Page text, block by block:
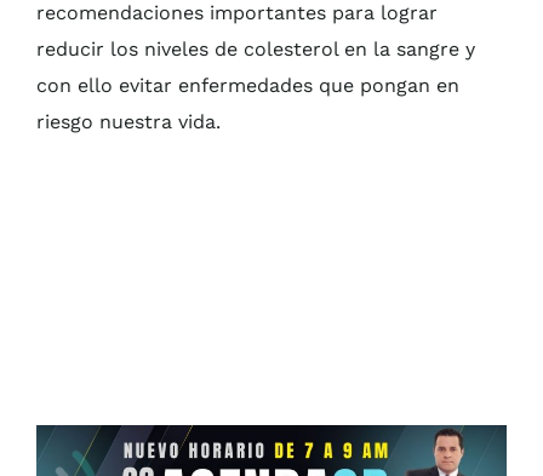
recomendaciones importantes para lograr
reducir los niveles de colesterol en la sangre y
con ello evitar enfermedades que pongan en
riesgo nuestra vida.